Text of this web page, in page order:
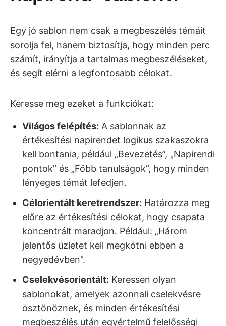
Egy jó sablon nem csak a megbeszélés témáit
sorolja fel, hanem biztosítja, hogy minden perc
számít, irányítja a tartalmas megbeszéléseket,
és segít elérni a legfontosabb célokat.
Keresse meg ezeket a funkciókat:
Világos felépítés: A sablonnak az
értékesítési napirendet logikus szakaszokra
kell bontania, például „Bevezetés”, „Napirendi
pontok” és „Főbb tanulságok”, hogy minden
lényeges témát lefedjen.
Célorientált keretrendszer: Határozza meg
előre az értékesítési célokat, hogy csapata
koncentrált maradjon. Például: „Három
jelentős üzletet kell megkötni ebben a
negyedévben”.
Cselekvésorientált: Keressen olyan
sablonokat, amelyek azonnali cselekvésre
ösztönöznek, és minden értékesítési
megbeszélés után egyértelmű felelősségi